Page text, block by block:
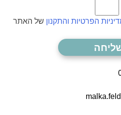
הפרטיות והתקנון של האתר